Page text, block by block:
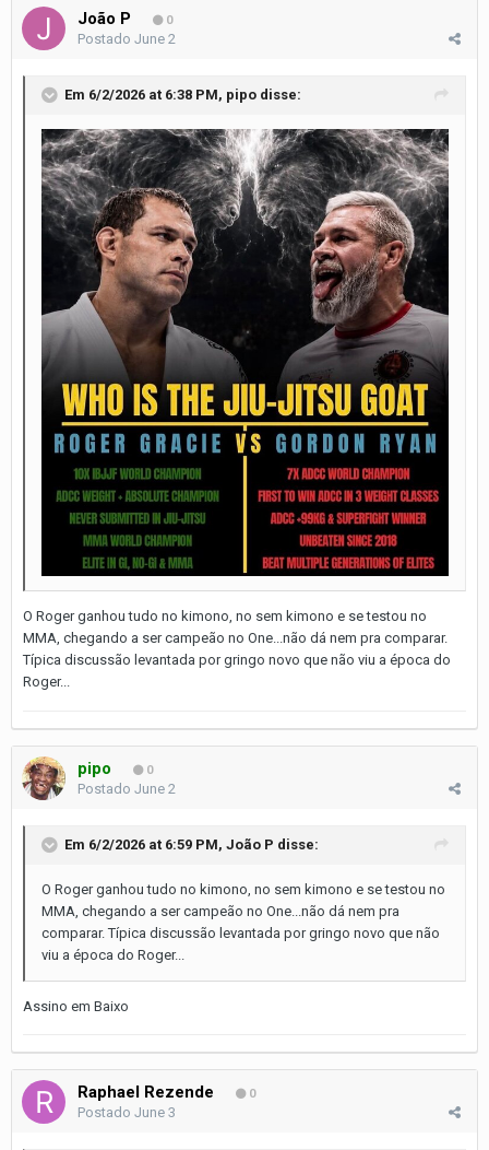
João P 0
Postado June 2
Em 6/2/2026 at 6:38 PM, pipo disse:
O Roger ganhou tudo no kimono, no sem kimono e se testou no
MMA, chegando a ser campeão no One...não dá nem pra comparar.
Típica discussão levantada por gringo novo que não viu a época do
Roger...
pipo 0
Postado June 2
Em 6/2/2026 at 6:59 PM, João P disse:
O Roger ganhou tudo no kimono, no sem kimono e se testou no
MMA, chegando a ser campeão no One...não dá nem pra
comparar. Típica discussão levantada por gringo novo que não
viu a época do Roger...
Assino em Baixo
Raphael Rezende 0
Postado June 3